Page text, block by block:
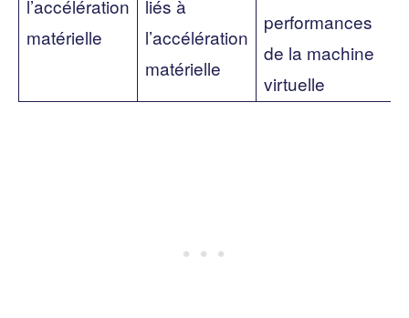
l’accélération
matérielle
liés à
l’accélération
matérielle
performances
de la machine
virtuelle